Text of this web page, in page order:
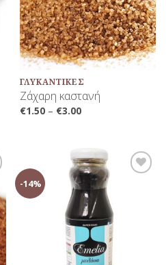
ΓΛΥΚΑΝΤΙΚΈΣ
Ζάχαρη καστανή
€1.50– €3.00
-14%
Προσθήκη
στη Λίστα
Αγαπημένων